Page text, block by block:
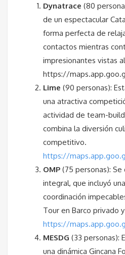
Dynatrace (80
de un espectacular
forma perfecta de
contactos mientras
impresionantes vistas
https://
Lime (90 personas):
una atractiva
actividad de team-
combina la diversión
competitivo.
https://
OMP (75 personas):
integral, que incluyó
coordinación
Tour en Barco privado
https://
MESDG (33 personas):
una dinámica Gincana